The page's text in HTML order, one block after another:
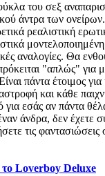
του σεξ
άντρα των
ρεαλιστική
αναλογίες. Θα
"απλώς" για
πάντα έτοιμος
και κάθε
για εσάς αν πάντα
άνδρα, δεν έχετε
τις φαντασιώσεις
το Loverboy Deluxe